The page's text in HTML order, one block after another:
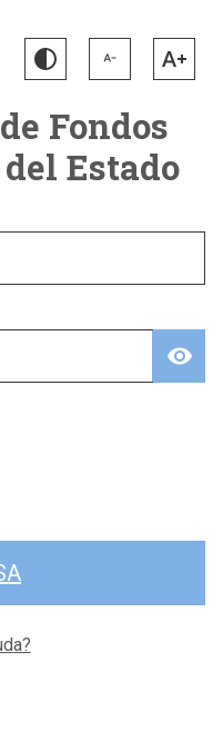
Fondos
Estado
visibility